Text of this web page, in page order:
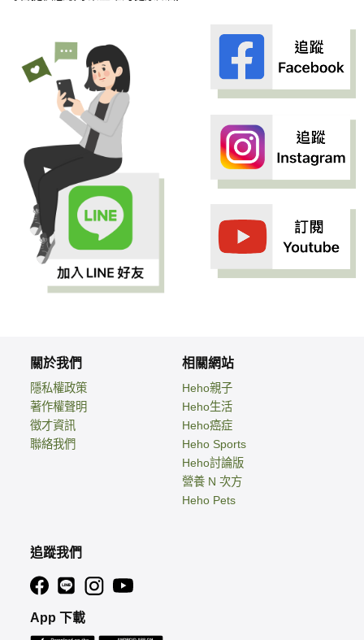
關於我們
隱私權政策
著作權聲明
徵才資訊
聯絡我們
相關網站
Heho親子
Heho生活
Heho癌症
Heho Sports
Heho討論版
營養 N 次方
Heho Pets
追蹤我們
App 下載